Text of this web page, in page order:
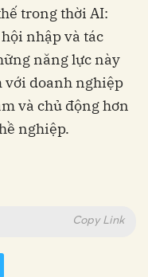
trong thời AI:
nhập và tác
năng lực này
doanh nghiệp
và chủ động hơn
nghiệp.
Copy Link